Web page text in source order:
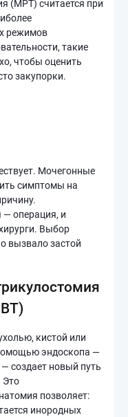
(МРТ) считается при
режимов
такие
чтобы оценить
закупорки.
Мочегонные
симптомы на
— операция, и
Выбор
вызвало застой
кистой или
эндоскопа —
создает новый путь
Это
позволяет:
инородных